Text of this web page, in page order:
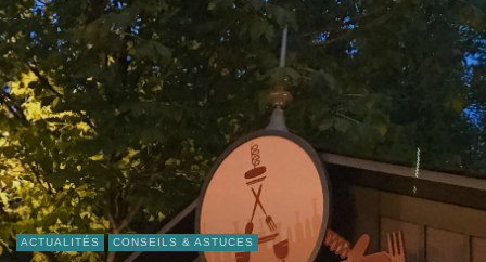
ACTUALITÉS CONSEILS & ASTUCES